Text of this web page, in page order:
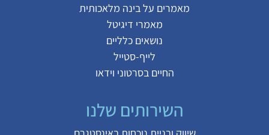
מאמרים עלבינה מלאכותית
מאמרי דיגיטל
נושאים כלליים
לייף-סטייל
החיים בסרטוני וידאו
השירותים שלנו